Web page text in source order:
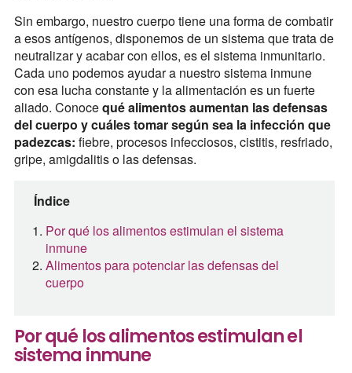
Sin embargo, nuestro cuerpo tiene una forma de combatir
a esos antígenos, disponemos de un sistema que trata de
neutralizar y acabar con ellos, es el sistema inmunitario.
Cada uno podemos ayudar a nuestro sistema inmune
con esa lucha constante y la alimentación es un fuerte
aliado. Conocequé alimentos aumentan las defensas
del cuerpo y cuáles tomar según sea la infección que
padezcas: fiebre, procesos infecciosos, cistitis, resfriado,
gripe, amigdalitis o las defensas.
Índice
Por qué los alimentos estimulan el sistema
inmune
Alimentos para potenciar las defensas del
cuerpo
Por qué los alimentos estimulan el
sistema inmune